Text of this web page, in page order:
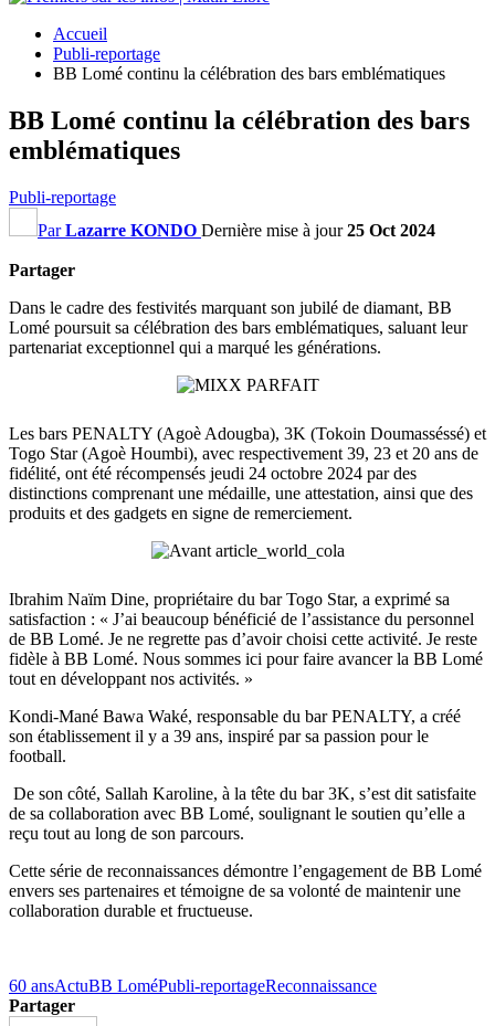
Accueil
Publi-reportage
BB Lomé continu la célébration des bars emblématiques
BB Lomé continu la célébration des bars
emblématiques
Publi-reportage
ParLazarre KONDO Dernière mise à jour25 Oct 2024
Partager
Dans le cadre des festivités marquant son jubilé de diamant, BB
Lomé poursuit sa célébration des bars emblématiques, saluant leur
partenariat exceptionnel qui a marqué les générations.
Les bars PENALTY (Agoè Adougba), 3K (Tokoin Doumasséssé) et
Togo Star (Agoè Houmbi), avec respectivement 39, 23 et 20 ans de
fidélité, ont été récompensés jeudi 24 octobre 2024 par des
distinctions comprenant une médaille, une attestation, ainsi que des
produits et des gadgets en signe de remerciement.
Ibrahim Naïm Dine, propriétaire du bar Togo Star, a exprimé sa
satisfaction : « J’ai beaucoup bénéficié de l’assistance du personnel
de BB Lomé. Je ne regrette pas d’avoir choisi cette activité. Je reste
fidèle à BB Lomé. Nous sommes ici pour faire avancer la BB Lomé
tout en développant nos activités. »
Kondi-Mané Bawa Waké, responsable du bar PENALTY, a créé
son établissement il y a 39 ans, inspiré par sa passion pour le
football.
De son côté, Sallah Karoline, à la tête du bar 3K, s’est dit satisfaite
de sa collaboration avec BB Lomé, soulignant le soutien qu’elle a
reçu tout au long de son parcours.
Cette série de reconnaissances démontre l’engagement de BB Lomé
envers ses partenaires et témoigne de sa volonté de maintenir une
collaboration durable et fructueuse.
60 ansActuBB LoméPubli-reportageReconnaissance
Partager